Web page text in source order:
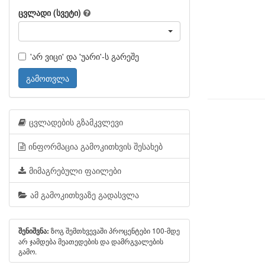
ცვლადი (სვეტი)
'არ ვიცი' და 'უარი'-ს გარეშე
გამოთვლა
ცვლადების გზამკვლევი
ინფორმაცია გამოკითხვის შესახებ
მიმაგრებული ფაილები
ამ გამოკითხვაზე გადასვლა
შენიშვნა: ზოგ შემთხვევაში პროცენტები 100-მდე
არ ჯამდება მეათედების და დამრგვალების
გამო.